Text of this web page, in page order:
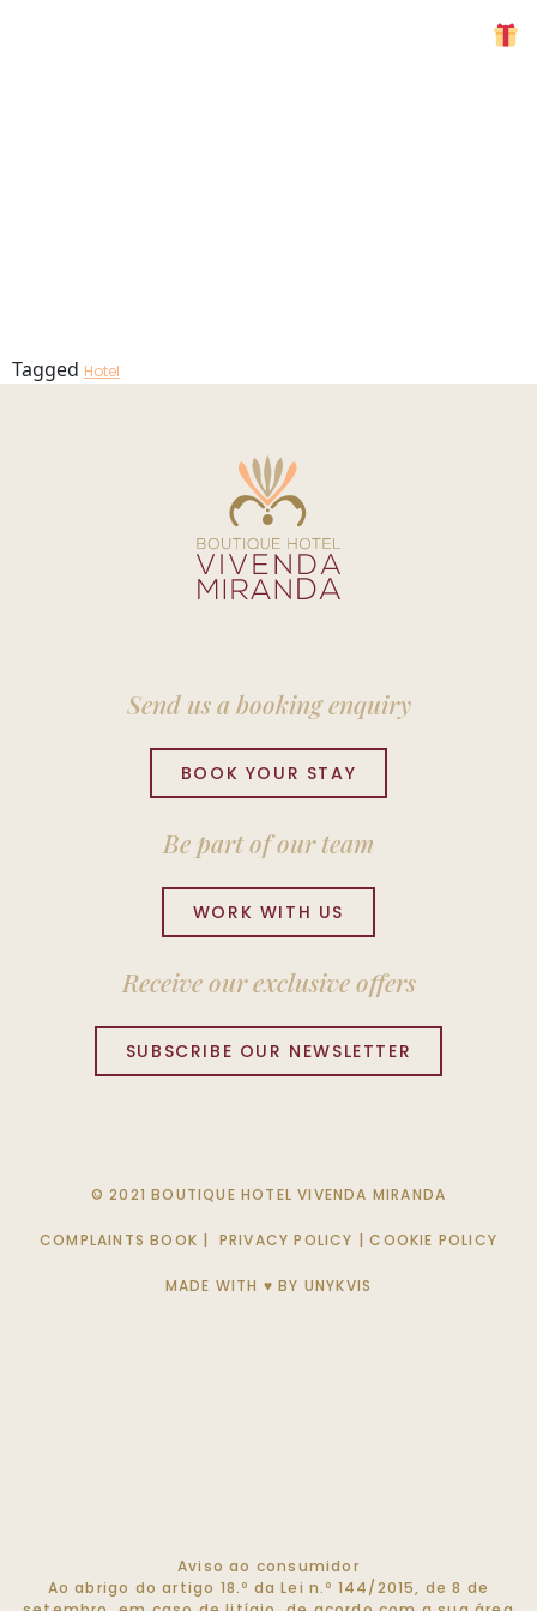
Tagged Hotel
Send us a booking enquiry
BOOK YOUR STAY
Be part of our team
WORK WITH US
Receive our exclusive offers
SUBSCRIBE OUR NEWSLETTER
© 2021 BOUTIQUE HOTEL VIVENDA MIRANDA
COMPLAINTS BOOK | PRIVACY POLICY |COOKIE POLICY
MADE WITH ♥ BY UNYKVIS
Aviso ao consumidor
Ao abrigo do artigo 18.º da Lei n.º 144/2015, de 8 de